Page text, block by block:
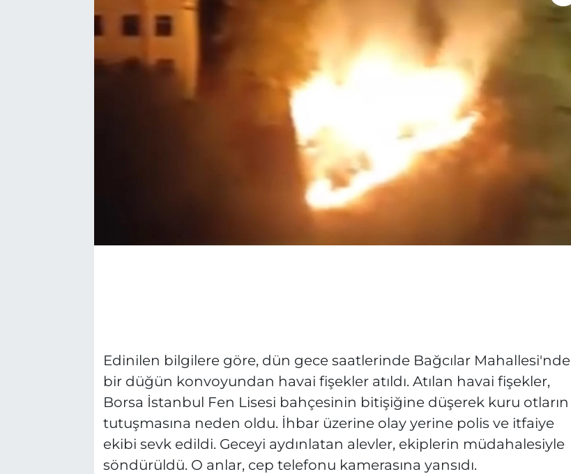
Edinilen bilgilere göre, dün gece saatlerinde Bağcılar Mahallesi'nde
bir düğün konvoyundan havai fişekler atıldı. Atılan havai fişekler,
Borsa İstanbul Fen Lisesi bahçesinin bitişiğine düşerek kuru otların
tutuşmasına neden oldu. İhbar üzerine olay yerine polis ve itfaiye
ekibi sevk edildi. Geceyi aydınlatan alevler, ekiplerin müdahalesiyle
söndürüldü. O anlar, cep telefonu kamerasına yansıdı.